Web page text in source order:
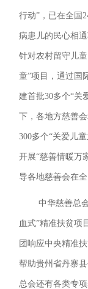
行动”，已在全国
病患儿的民心相
针对农村留守儿
童”项目，通过国
建首批30多个“关
下，各地方慈善
300多个“关爱儿
开展“慈善情暖万
导各地慈善会在
中华慈善总
血式”精准扶贫项
团响应中央精准
帮助贵州省丹寨
总会还有各类专